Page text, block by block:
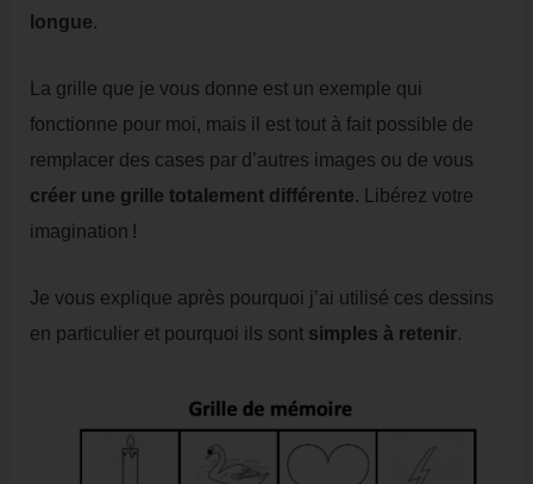
longue.
La grille que je vous donne est un exemple qui
fonctionne pour moi, mais il est tout à fait possible de
remplacer des cases par d’autres images ou de vous
créer une grille totalement différente. Libérez votre
imagination !
Je vous explique après pourquoi j’ai utilisé ces dessins
en particulier et pourquoi ils sont simples à retenir.